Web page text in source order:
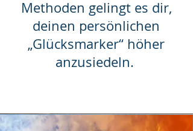
Methoden gelingt es dir,
deinen persönlichen
„Glücksmarker“ höher
anzusiedeln.